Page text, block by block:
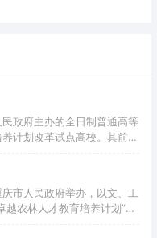
政府主办的全日制普通高等
计划改革试点高校。其前身
；2005年4月，学校更名为
万平方米，馆藏图书291.3
值3.6亿元；设有19个二级
市人民政府举办，以文、工
农林人才教育培养计划”、